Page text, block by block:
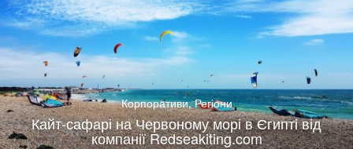
Корпоративи,Регіони
Кайт-сафарі на Червоному морі в Єгипті від
компанії Redseakiting.com